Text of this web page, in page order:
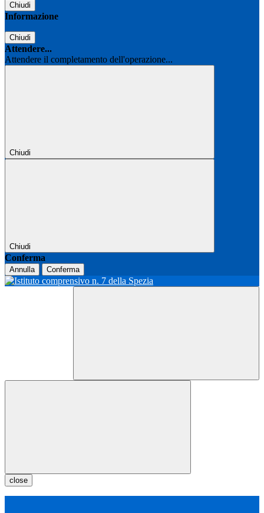
Chiudi
Informazione
Chiudi
Attendere...
Attendere il completamento dell'operazione...
Chiudi
Chiudi
Conferma
Annulla Conferma
close